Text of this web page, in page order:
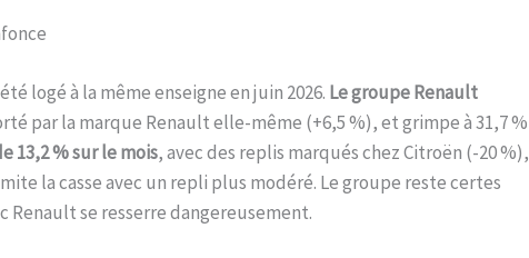
logé à la même enseigne en juin 2026. Le groupe Renault
par la marque Renault elle-même (+6,5 %), et grimpe à 31,7 %
13,2 % sur le mois, avec des replis marqués chez Citroën (-20 %),
la casse avec un repli plus modéré. Le groupe reste certes
Renault se resserre dangereusement.